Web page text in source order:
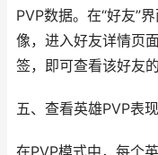
PVP数据。在“好友”
像，进入好友详情页
签，即可查看该好友的
五、查看英雄PVP表现